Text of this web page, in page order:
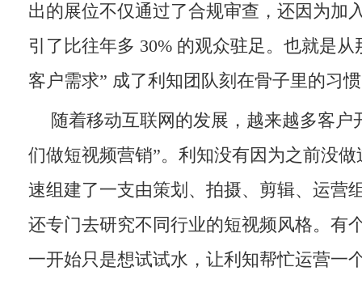
出的展位不仅通过了合规审查，还因为加
引了比往年多 30% 的观众驻足。也就是从
客户需求” 成了利知团队刻在骨子里的习
随着移动互联网的发展，越来越多客户
们做短视频营销”。利知没有因为之前没
速组建了一支由策划、拍摄、剪辑、运营
还专门去研究不同行业的短视频风格。有
一开始只是想试试水，让利知帮忙运营一